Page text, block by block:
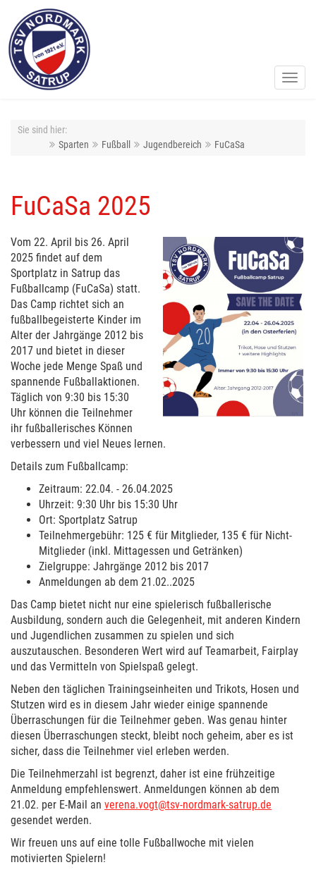
Sie sind hier:
Sparten
Fußball Jugendbereich FuCaSa
FuCaSa 2025
Vom 22. April bis 26. April
2025 findet auf dem
Sportplatz in Satrup das
Fußballcamp (FuCaSa) statt.
Das Camp richtet sich an
fußballbegeisterte Kinder im
Alter der Jahrgänge 2012 bis
2017 und bietet in dieser
Woche jede Menge Spaß und
spannende Fußballaktionen.
Täglich von 9:30 bis 15:30
Uhr können die Teilnehmer
ihr fußballerisches Können
verbessern und viel Neues lernen.
Details zum Fußballcamp:
Zeitraum: 22.04. - 26.04.2025
Uhrzeit: 9:30 Uhr bis 15:30 Uhr
Ort: Sportplatz Satrup
Teilnehmergebühr: 125 € für Mitglieder, 135 € für Nicht-
Mitglieder (inkl. Mittagessen und Getränken)
Zielgruppe: Jahrgänge 2012 bis 2017
Anmeldungen ab dem 21.02..2025
Das Camp bietet nicht nur eine spielerisch fußballerische
Ausbildung, sondern auch die Gelegenheit, mit anderen Kindern
und Jugendlichen zusammen zu spielen und sich
auszutauschen. Besonderen Wert wird auf Teamarbeit, Fairplay
und das Vermitteln von Spielspaß gelegt.
Neben den täglichen Trainingseinheiten und Trikots, Hosen und
Stutzen wird es in diesem Jahr wieder einige spannende
Überraschungen für die Teilnehmer geben. Was genau hinter
diesen Überraschungen steckt, bleibt noch geheim, aber es ist
sicher, dass die Teilnehmer viel erleben werden.
Die Teilnehmerzahl ist begrenzt, daher ist eine frühzeitige
Anmeldung empfehlenswert. Anmeldungen können ab dem
21.02. per E-Mail an verena.vogt@tsv-nordmark-satrup.de
gesendet werden.
Wir freuen uns auf eine tolle Fußballwoche mit vielen
motivierten Spielern!